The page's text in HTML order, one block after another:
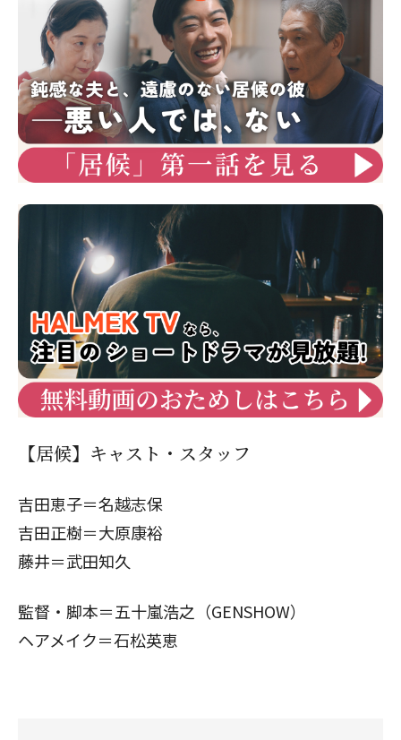
【居候】キャスト・スタッフ
吉田恵子＝名越志保
吉田正樹＝大原康裕
藤井＝武田知久
監督・脚本＝五十嵐浩之（GENSHOW）
ヘアメイク＝石松英恵